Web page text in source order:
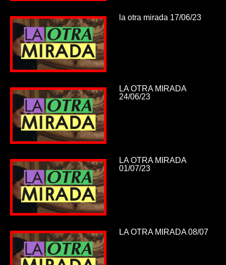
la otra mirada 17/06/23
LA OTRA MIRADA
24/06/23
LA OTRA MIRADA
01/07/23
LA OTRA MIRADA 08/07